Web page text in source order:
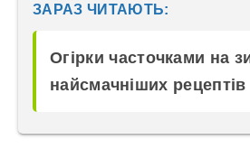
ЗАРАЗ ЧИТАЮТЬ:
Огірки часточками на
найсмачніших рецептів